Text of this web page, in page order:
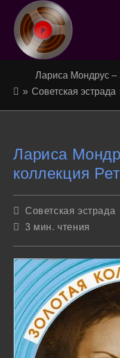
Перейти
содержимому
Лариса Мондрус –
» Советская эстрада
Лариса
коллекция
Рубрика
Советская эстрада
Время
3 мин. чтения